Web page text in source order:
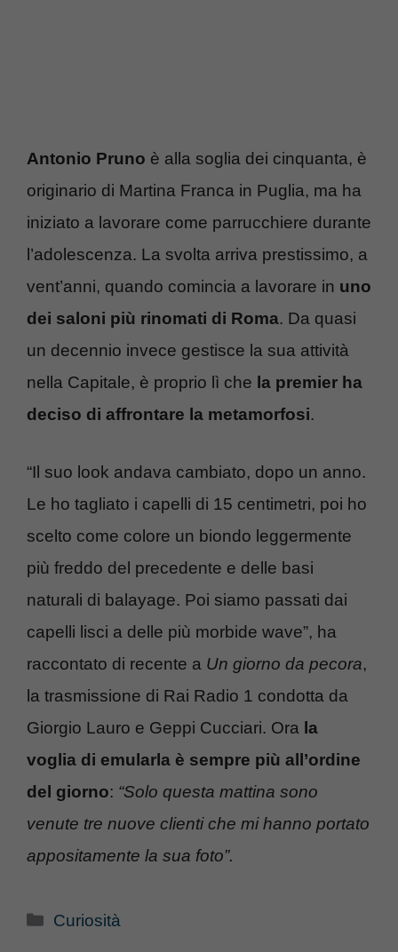
Antonio Pruno è alla soglia dei cinquanta, è
originario di Martina Franca in Puglia, ma ha
iniziato a lavorare come parrucchiere durante
l’adolescenza. La svolta arriva prestissimo, a
vent’anni, quando comincia a lavorare in uno
dei saloni più rinomati di Roma. Da quasi
un decennio invece gestisce la sua attività
nella Capitale, è proprio lì che la premier ha
deciso di affrontare la metamorfosi.
“Il suo look andava cambiato, dopo un anno.
Le ho tagliato i capelli di 15 centimetri, poi ho
scelto come colore un biondo leggermente
più freddo del precedente e delle basi
naturali di balayage. Poi siamo passati dai
capelli lisci a delle più morbide wave”, ha
raccontato di recente a Un giorno da pecora,
la trasmissione di Rai Radio 1 condotta da
Giorgio Lauro e Geppi Cucciari. Ora la
voglia di emularla è sempre più all’ordine
del giorno: “Solo questa mattina sono
venute tre nuove clienti che mi hanno portato
appositamente la sua foto”.
Categorie
Curiosità